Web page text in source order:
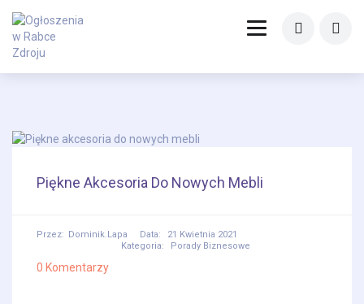
Piękne Akcesoria Do Nowych Mebli
Przez: Dominik.lapa Data:
21 Kwietnia 2021
Kategoria:
Porady Biznesowe
0 Komentarzy